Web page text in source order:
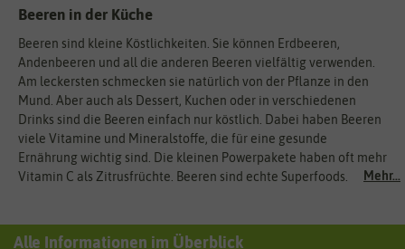
Mehr...
Beeren in der Küche
Beeren sind kleine Köstlichkeiten. Sie können Erdbeeren,
Andenbeeren und all die anderen Beeren vielfältig verwenden.
Am leckersten schmecken sie natürlich von der Pflanze in den
Mund. Aber auch als Dessert, Kuchen oder in verschiedenen
Drinks sind die Beeren einfach nur köstlich. Dabei haben Beeren
viele Vitamine und Mineralstoffe, die für eine gesunde
Ernährung wichtig sind. Die kleinen Powerpakete haben oft mehr
Vitamin C als Zitrusfrüchte. Beeren sind echte Superfoods.
Alle Informationen im Überblick